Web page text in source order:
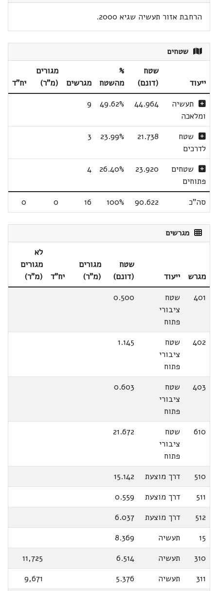
הרחבת אזור תעשיה שגיא 2000.
שטחים
ייעוד
שטח
(דונם)
%
מהשטח
מגרשים
מגורים
(מ"ר)
יח"ד
תעשיה
ומלאכה
44.964
49.62%
9
שטח
לדרכים
21.738
23.99%
3
שטחים
פתוחים
23.920
26.40%
4
סה"כ 90.622
100%
16
0
0
מגרשים
מגרש ייעוד
שטח
(דונם)
מגורים
(מ"ר)
יח"ד
לא
מגורים
(מ"ר)
401
שטח
ציבורי
פתוח
0.500
402
שטח
ציבורי
פתוח
1.145
403
שטח
ציבורי
פתוח
0.603
610
שטח
ציבורי
פתוח
21.672
510 דרך מוצעת
15.142
511
דרך מוצעת
0.559
512
דרך מוצעת
6.037
15
תעשיה
8.369
310
תעשיה 6.514
11,725
311
תעשיה 5.376
9,671